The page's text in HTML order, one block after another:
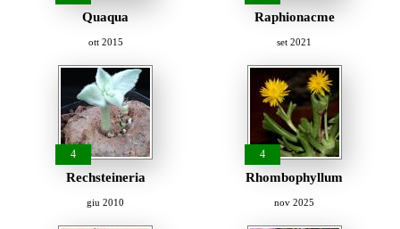
Quaqua
ott 2015
Raphionacme
set 2021
4
Rechsteineria
giu 2010
4
Rhombophyllum
nov 2025